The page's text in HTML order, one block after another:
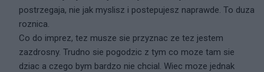
postrzegaja, nie jak myslisz i postepujesz naprawde. To duza
roznica.
Co do imprez, tez musze sie przyznac ze tez jestem
zazdrosny. Trudno sie pogodzic z tym co moze tam sie
dziac a czego bym bardzo nie chcial. Wiec moze jednak